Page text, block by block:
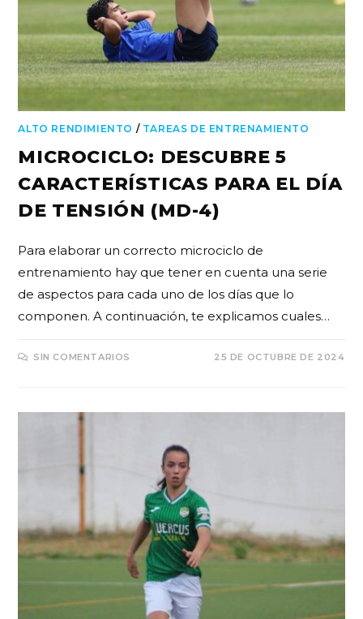
ALTO RENDIMIENTO / TAREAS DE ENTRENAMIENTO
MICROCICLO: DESCUBRE 5
CARACTERÍSTICAS PARA EL DÍA
DE TENSIÓN (MD-4)
Para elaborar un correcto microciclo de
entrenamiento hay que tener en cuenta una serie
de aspectos para cada uno de los días que lo
componen. A continuación, te explicamos cuales…
SIN COMENTARIOS 25 DE OCTUBRE DE 2024